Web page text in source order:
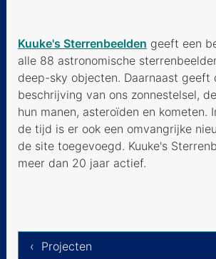
Kuuke's Sterrenbeelden geeft een
alle 88 astronomische
deep-sky objecten. Daarnaast geeft
beschrijving van ons zonnestelsel,
hun manen, asteroïden en kometen.
de tijd is er ook een omvangrijke
de site toegevoegd. Kuuke's
meer dan 20 jaar actief.
‹ Projecten
Recepten
De Chinese
Ebooks